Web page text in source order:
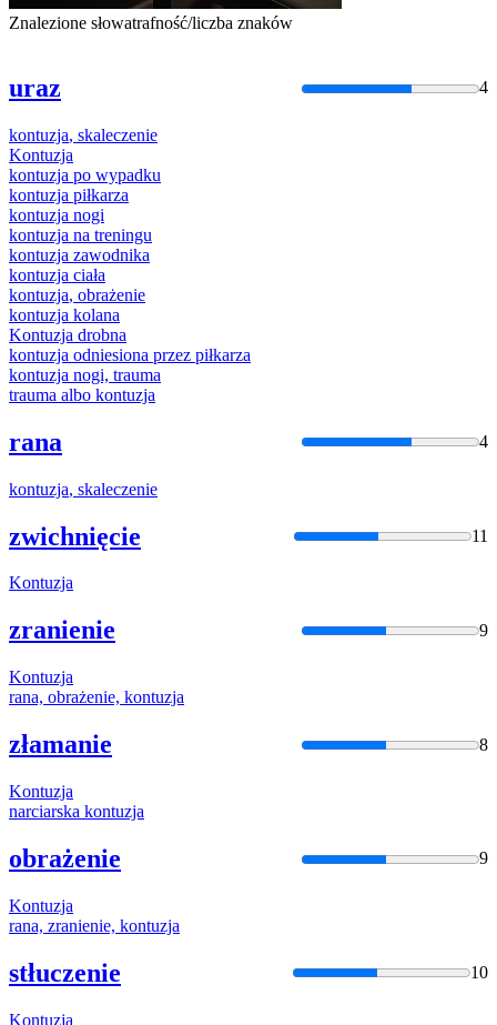
Znalezione słowatrafność/liczba znaków
uraz 4
kontuzja, skaleczenie
Kontuzja
kontuzja po wypadku
kontuzja piłkarza
kontuzja nogi
kontuzja na treningu
kontuzja zawodnika
kontuzja ciała
kontuzja, obrażenie
kontuzja kolana
Kontuzja drobna
kontuzja odniesiona przez piłkarza
kontuzja nogi, trauma
trauma albo kontuzja
rana 4
kontuzja, skaleczenie
zwichnięcie 11
Kontuzja
zranienie 9
Kontuzja
rana, obrażenie, kontuzja
złamanie 8
Kontuzja
narciarska kontuzja
obrażenie 9
Kontuzja
rana, zranienie, kontuzja
stłuczenie 10
Kontuzja